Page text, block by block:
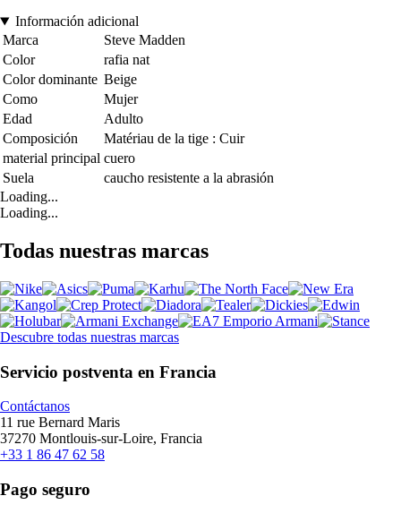
Información adicional
Marca
Steve Madden
Color
rafia nat
Color dominante Beige
Como
Mujer
Edad
Adulto
Composición
Matériau de la tige : Cuir
material principal cuero
Suela
caucho resistente a la abrasión
Loading...
Loading...
Todas nuestras marcas
Descubre todas nuestras marcas
Servicio postventa en Francia
Contáctanos
11 rue Bernard Maris
37270 Montlouis-sur-Loire, Francia
+33 1 86 47 62 58
Pago seguro